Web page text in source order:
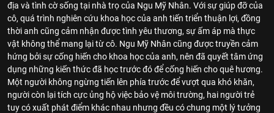
địa và tình cờ sống tại nhà trọ của Ngu Mỹ Nhân. Với sự giúp đỡ của
cô, quá trình nghiên cứu khoa học của anh tiến triển thuận lợi, đồng
thời anh cũng cảm nhận được tình yêu thương, sự ấm áp mà thực
vật không thể mang lại từ cô. Ngu Mỹ Nhân cũng được truyền cảm
hứng bởi sự cống hiến cho khoa học của anh, nên đã quyết tâm ứng
dụng những kiến thức đã học trước đó để cống hiến cho quê hương.
Một người không ngừng tiến lên phía trước để vượt qua khó khăn,
người còn lại tích cực ủng hộ việc bảo vệ môi trường, hai người trẻ
tuy có xuất phát điểm khác nhau nhưng đều có chung một lý tưởng